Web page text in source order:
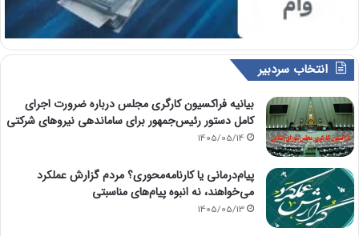
انتخاب سردبیر
بیانیه فراکسیون کارگری مجلس درباره ضرورت اجرای
کامل دستور رئیس‌جمهور برای ساماندهی نیروهای شرکتی
1405/05/14
پیام‌درمانی یا کارنامه‌محوری؟ مردم گزارش عملکرد
می‌خواهند، نه انبوه پیام‌های مناسبتی
1405/05/13